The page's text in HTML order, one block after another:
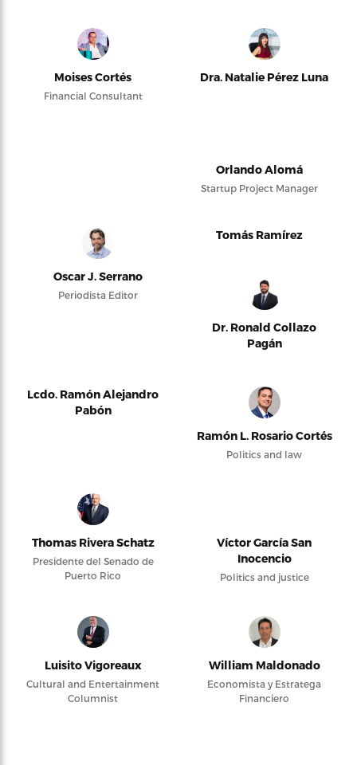
Moises Cortés
Financial Consultant
Dra. Natalie Pérez Luna
Orlando Alomá
Startup Project Manager
Oscar J. Serrano
Periodista Editor
Tomás Ramírez
Dr. Ronald Collazo
Pagán
Lcdo. Ramón Alejandro
Pabón
Ramón L. Rosario Cortés
Politics and law
Thomas Rivera Schatz
Presidente del Senado de
Puerto Rico
Víctor García San
Inocencio
Politics and justice
Luisito Vigoreaux
Cultural and Entertainment
Columnist
William Maldonado
Economista y Estratega
Financiero